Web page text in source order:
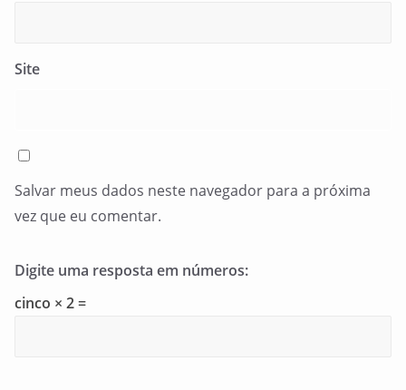
Site
Salvar meus dados neste navegador para a próxima
vez que eu comentar.
Digite uma resposta em números:
cinco × 2 =